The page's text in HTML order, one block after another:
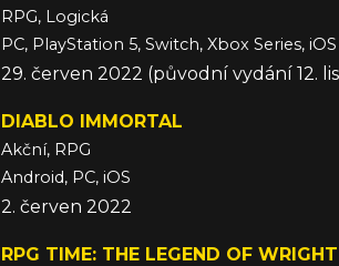
RPG, Logická
PC, PlayStation 5, Switch, Xbox Series, iOS
29. červen 2022 (původní vydání 12.
DIABLO IMMORTAL
Akční, RPG
Android, PC, iOS
2. červen 2022
RPG TIME: THE LEGEND OF WRIGHT